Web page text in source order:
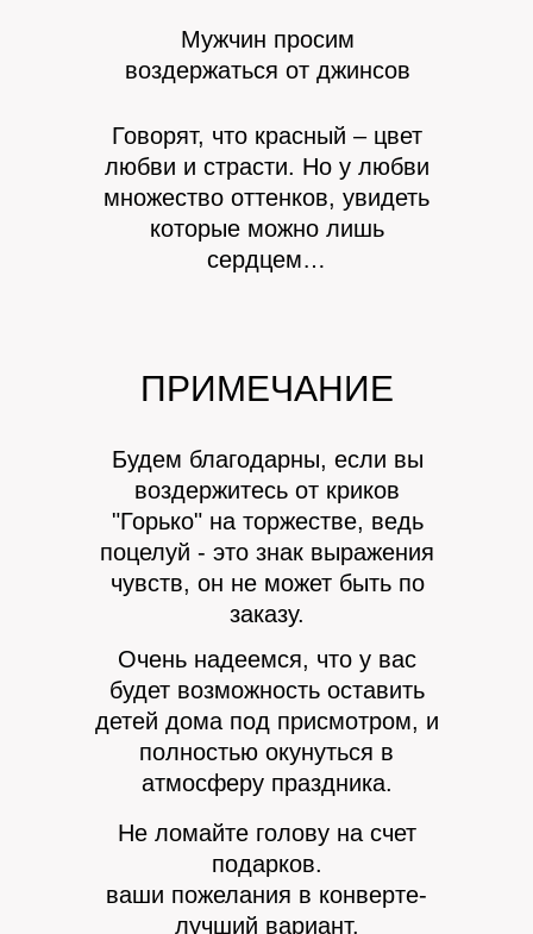
Мужчин просим
воздержаться от джинсов
Говорят, что красный – цвет
любви и страсти. Но у любви
множество оттенков, увидеть
которые можно лишь
сердцем…
ПРИМЕЧАНИЕ
Будем благодарны, если вы
воздержитесь от криков
"Горько" на торжестве, ведь
поцелуй - это знак выражения
чувств, он не может быть по
заказу.
Очень надеемся, что у вас
будет возможность оставить
детей дома под присмотром, и
полностью окунуться в
атмосферу праздника.
Не ломайте голову на счет
подарков.
ваши пожелания в конверте-
лучший вариант.